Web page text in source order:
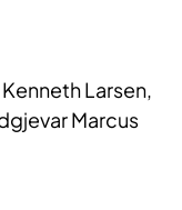
Larsen,
Marcus